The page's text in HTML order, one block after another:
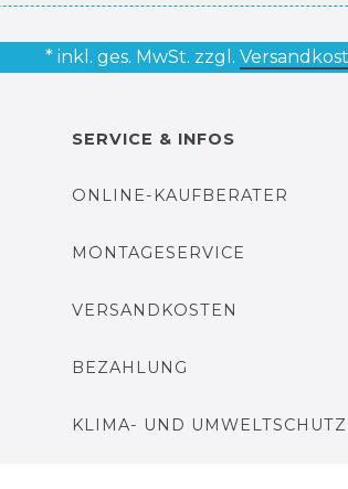
* inkl. ges. MwSt. zzgl.
SERVICE & INFOS
ONLINE-KAUFBERATER
MONTAGESERVICE
VERSANDKOSTEN
BEZAHLUNG
KLIMA- UND UMWELTSCHUTZ